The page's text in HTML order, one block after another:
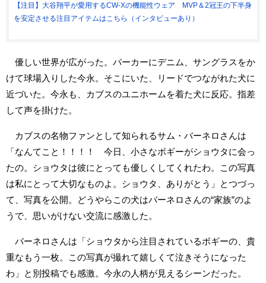
【注目】大谷翔平が愛用するCW-Xの機能性ウェア MVP＆2冠王の下半身
を安定させる注目アイテムはこちら（インタビューあり）
優しい世界が広がった。パーカーにデニム、サングラスをか
けて球場入りした今永。そこにいた、リードでつながれた犬に
近づいた。今永も、カブスのユニホームを着た犬に反応。指差
して声を掛けた。
カブスの名物ファンとして知られるサム・バーネロさんは
「なんてこと！！！！ 今日、小さなボギーがショウタに会っ
たの。ショウタは彼にとっても優しくしてくれたわ。この写真
は私にとって大切なものよ。ショウタ、ありがとう」とつづっ
て、写真を公開。どうやらこの犬はバーネロさんの“家族”のよ
うで、思いがけない交流に感激した。
バーネロさんは「ショウタから注目されているボギーの、貴
重なもう一枚。この写真が撮れて嬉しくて泣きそうになった
わ」と別投稿でも感激。今永の人柄が見えるシーンだった。